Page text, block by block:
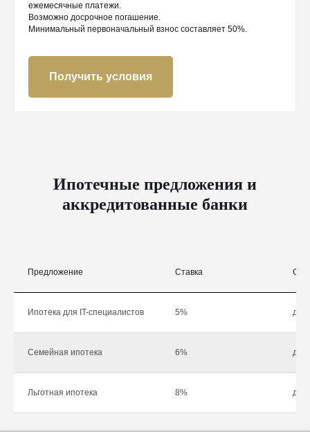
ежемесячные платежи.
Возможно досрочное погашение.
Минимальный первоначальный взнос составляет 50%.
Получить условия
Ипотечные предложения и
аккредитованные банки
Предложение Ставка
Ипотека для IT-специалистов 5% до
Семейная ипотека 6% до
Льготная ипотека 8% до